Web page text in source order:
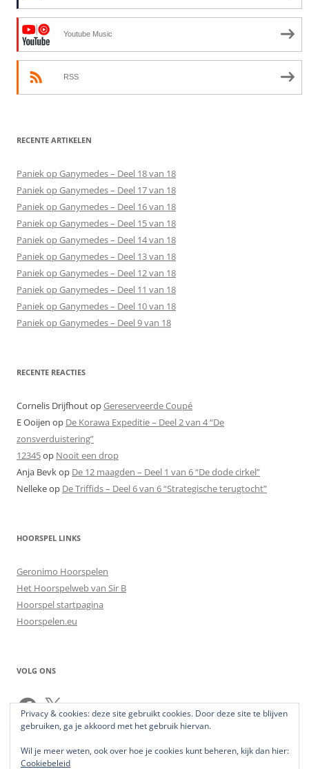
Youtube Music
RSS
RECENTE ARTIKELEN
Paniek op Ganymedes – Deel 18 van 18
Paniek op Ganymedes – Deel 17 van 18
Paniek op Ganymedes – Deel 16 van 18
Paniek op Ganymedes – Deel 15 van 18
Paniek op Ganymedes – Deel 14 van 18
Paniek op Ganymedes – Deel 13 van 18
Paniek op Ganymedes – Deel 12 van 18
Paniek op Ganymedes – Deel 11 van 18
Paniek op Ganymedes – Deel 10 van 18
Paniek op Ganymedes – Deel 9 van 18
RECENTE REACTIES
Cornelis DrijfhoutopGereserveerde Coupé
E Ooijen op De Korawa Expeditie – Deel 2 van 4 “De
zonsverduistering”
12345op Nooit een drop
Anja Bevkop De 12 maagden – Deel 1 van 6 “De dode cirkel”
Nellekeop De Triffids – Deel 6 van 6 “Strategische terugtocht”
HOORSPEL LINKS
Geronimo Hoorspelen
Het Hoorspelweb van Sir B
Hoorspel startpagina
Hoorspelen.eu
VOLG ONS
Facebook
X
Privacy & cookies: deze site gebruikt cookies. Door deze site te blijven
gebruiken, ga je akkoord met het gebruik hiervan.
Wil je meer weten, ook over hoe je cookies kunt beheren, kijk dan hier:
Cookiebeleid